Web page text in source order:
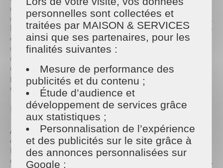
d’éliminer les impuretés et allergènes qui se sont
accumulés au fil des mois. En enlevant la poussière,
les toiles d'araignées et les salissures, vous créez un
environnement plus sain, surtout si vous souffrez
d'allergies saisonnières. Le nettoyage approfondi
de certaines zones négligées pendant l’hiver,
comme les rideaux, les tapis, ou les coins des
pièces, permet de redonner de la clarté à votre
espace.
Les Étapes Clés du Ménage de Printemps
Aérer et désencombrer: Avant de commencer,
ouvrez vos fenêtres pour aérer chaque pièce et
laisser entrer l’air frais. Le ménage de printemps
est aussi l'occasion de trier vos affaires : vêtements,
personnelles sont collectées et
traitées par MAISON & SERVICES
ainsi que ses partenaires, pour les
finalités suivantes :
Mesure de performance des
publicités et du contenu ;
Étude d’audience et
développement de services grâce
aux statistiques ;
Personnalisation de l’expérience
et des publicités sur le site grâce à
des annonces personnalisées sur
Google ;